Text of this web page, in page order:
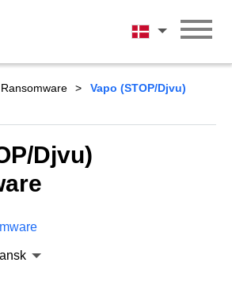
Dansk
Ransomware
Vapo (STOP/Djvu)
Djvu)